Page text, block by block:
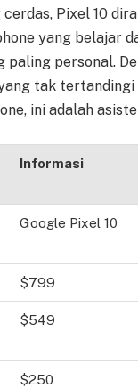
Pixel 10
yang belajar
paling personal.
tak tertandingi
ini adalah
Informasi
Google Pixel 10
$799
$549
$250